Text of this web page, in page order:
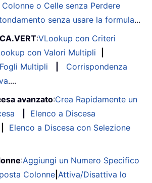
o Celle senza Perdere
senza usare la formula...
:VLookup con Criteri
con Valori Multipli
Multipli
Corrispondenza
....
avanzato:Crea Rapidamente un
Elenco a Discesa
Elenco a Discesa con Selezione
:Aggiungi un Numero Specifico
Colonne Attiva/Disattiva lo